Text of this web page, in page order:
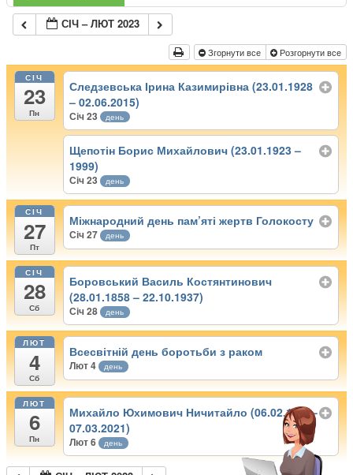
СІЧ – ЛЮТ 2023
Згорнути все Розгорнути все
СІЧ
23
Пн
Следзевська Ірина Казимирівна (23.01.1928
– 02.06.2015)
Січ 23 день
Щепотін Борис Михайлович (23.01.1923 –
1999)
Січ 23 день
СІЧ
27
Пт
Міжнародний день пам’яті жертв Голокосту
Січ 27 день
СІЧ
28
Сб
Боровський Василь Костянтинович
(28.01.1858 – 22.10.1937)
Січ 28 день
ЛЮТ
4
Сб
Всесвітній день боротьби з раком
Лют 4 день
ЛЮТ
6
Пн
Михайло Юхимович Ничитайло (06.02.1948–
07.03.2021)
Лют 6 день